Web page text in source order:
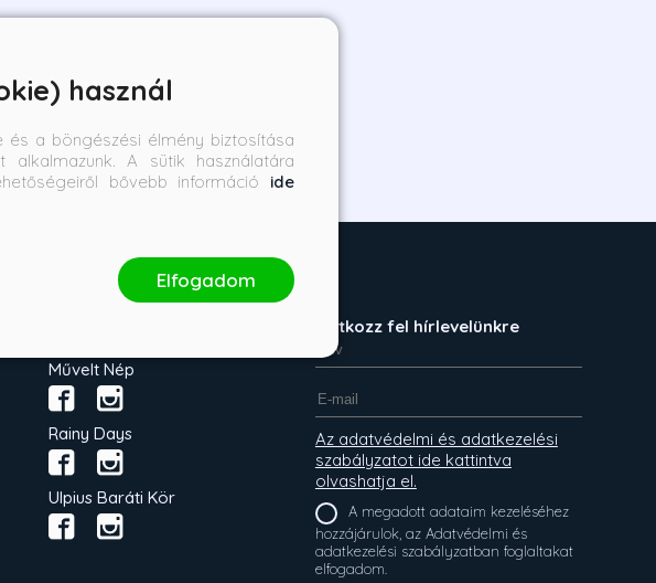
Művelt Nép
Rainy Days
Ulpius Baráti Kör
Iratkozz fel hírlevelünkre
Az adatvédelmi és adatkezelési
szabályzatot ide kattintva
olvashatja el.
A megadott adataim kezeléséhez
hozzájárulok, az Adatvédelmi és
adatkezelési szabályzatban foglaltakat
elfogadom.
használ
a böngészési élmény biztosítása
A sütik használatára
bővebb információ ide
Elfogadom